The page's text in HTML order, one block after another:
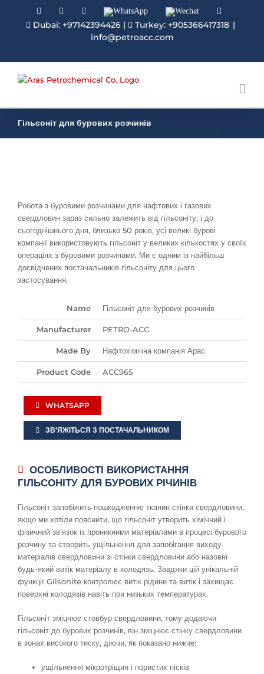
FacebookLinkedinInstagramWhatsApp Wechat
Dubai: +97142394426| Turkey: +905366417318 |
info@petroacc.com
Гільсоніт для бурових розчинів
Робота з буровими розчинами для нафтових і газових
свердловин зараз сильно залежить від гільсоніту, і до
сьогоднішнього дня, близько 50 років, усі великі бурові
компанії використовують гільсоніт у великих кількостях у своїх
операціях з буровими розчинами. Ми є одним із найбільш
досвідчених постачальників гільсоніту для цього
застосування.
Name Гільсоніт для бурових розчинів
Manufacturer PETRO-ACC
Made By Нафтохімічна компанія Арас
Product Code ACC965
WHATSAPP
ЗВ’ЯЖІТЬСЯ З ПОСТАЧАЛЬНИКОМ
ОСОБЛИВОСТІ ВИКОРИСТАННЯ
ГІЛЬСОНІТУ ДЛЯ БУРОВИХ РІЧИНІВ
Гільсоніт запобіжить пошкодженню тканин стінки свердловини,
якщо ми хотіли пояснити, що гільсоніт утворить хімічний і
фізичний зв’язок із проникними матеріалами в процесі бурового
розчину та створить ущільнення для запобігання виходу
матеріалів свердловини зі стінки свердловини або назовні
будь-який витік матеріалу в колодязь. Завдяки цій унікальній
функції Gilsonite контролює витік рідини та витік і захищає
поверхні колодязів навіть при низьких температурах.
Гільсоніт зміцнює стовбур свердловини, тому додаючи
гільсоніт до бурових розчинів, він зміцнює стінку свердловини
в зонах високого тиску, діючи, як показано нижче:
ущільнення мікротріщин і пористих пісків